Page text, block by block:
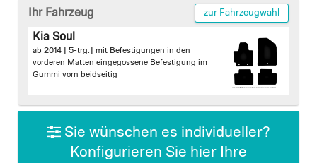
beginning
gallery
Ihr Fahrzeug zur Fahrzeugwahl
Kia Soul
ab 2014 | 5-trg. | mit Befestigungen in den
vorderen Matten eingegossene Befestigung im
Gummi vorn beidseitig
Sie wünschen es individueller?
Konfigurieren Sie hier Ihre